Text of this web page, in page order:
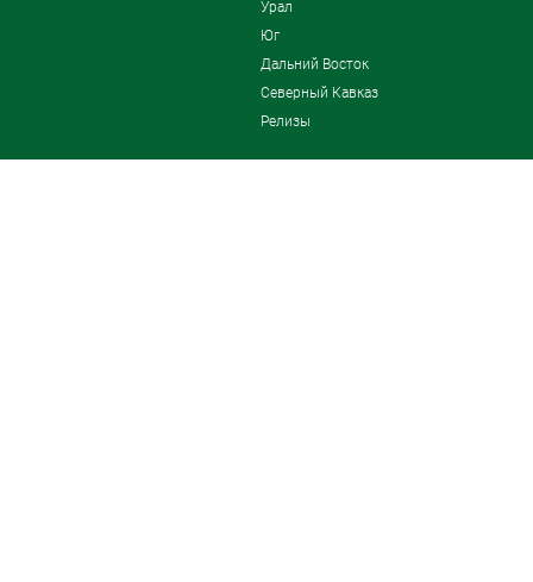
Урал
Юг
Дальний Восток
Северный Кавказ
Релизы